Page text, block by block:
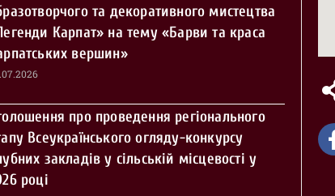
та декоративного мистецтва
Карпат» на тему «Барви та краса
вершин»
про проведення регіонального
Всеукраїнського огляду-конкурсу
закладів у сільській місцевості у
році